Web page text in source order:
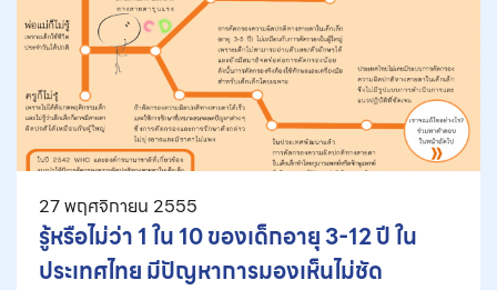
27 พฤศจิกายน 2555
รู้หรือไม่ว่า 1 ใน 10 ของเด็กอายุ 3-12 ปี ใน
ประเทศไทย มีปัญหาการมองเห็นไม่ชัด